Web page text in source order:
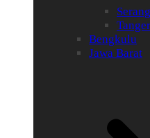
Serang
Bengkulu
Jawa Barat